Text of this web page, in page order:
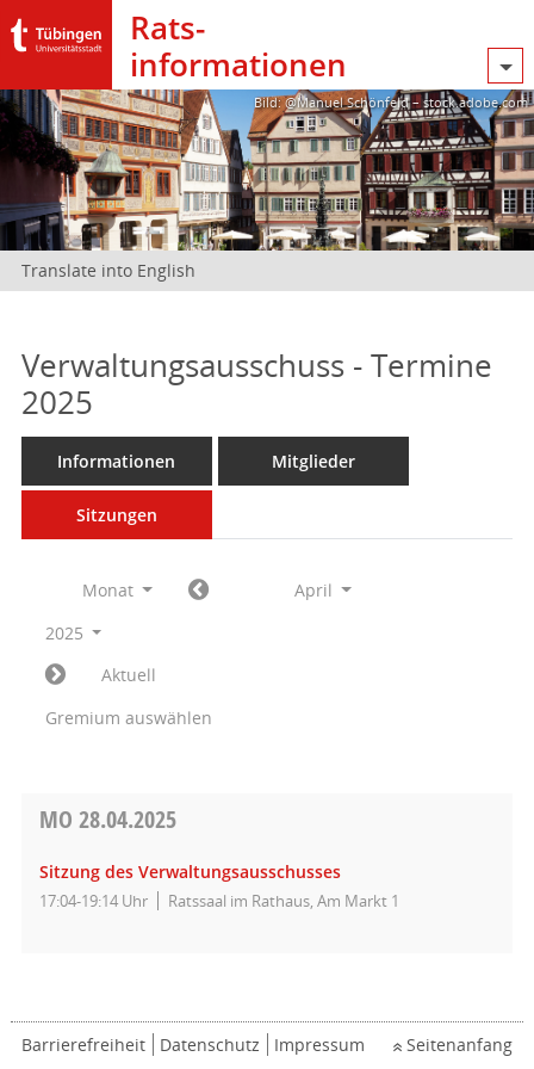
Rats­
informationen
Bild: @Manuel Schönfeld – stock.adobe.com
Translate into English
Verwaltungsausschuss - Termine
2025
Informationen Mitglieder
Sitzungen
Monat
April
2025
Aktuell
Gremium auswählen
MO 28.04.2025
Sitzung des Verwaltungsausschusses
17:04-19:14 Uhr Ratssaal im Rathaus, Am Markt 1
Barrierefreiheit Datenschutz Impressum Seitenanfang